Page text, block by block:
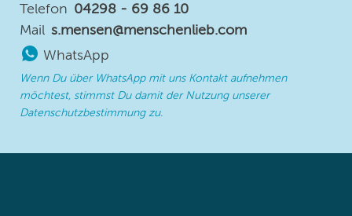
Telefon 04298 - 69 86 10
Mail s.mensen@menschenlieb.com
WhatsApp
Wenn Du über WhatsApp mit uns Kontakt aufnehmen
möchtest, stimmst Du damit der Nutzung unserer
Datenschutzbestimmung zu.